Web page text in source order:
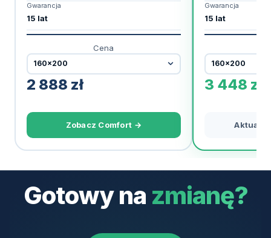
Gwarancja
15 lat
Cena
2 888 zł
Zobacz Comfort →
Gwarancja
15 lat
3 448 zł
Gotowy na zmianę?